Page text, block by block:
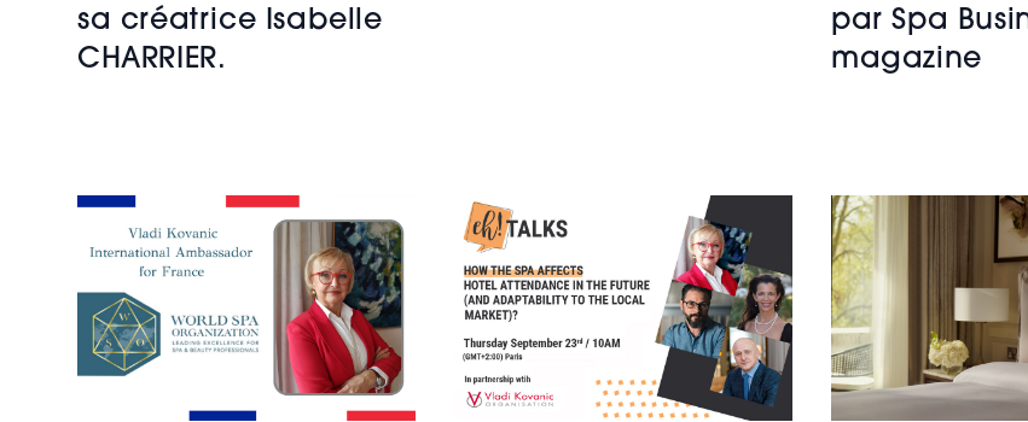
sa créatrice Isabelle
CHARRIER.
par Spa
magazine